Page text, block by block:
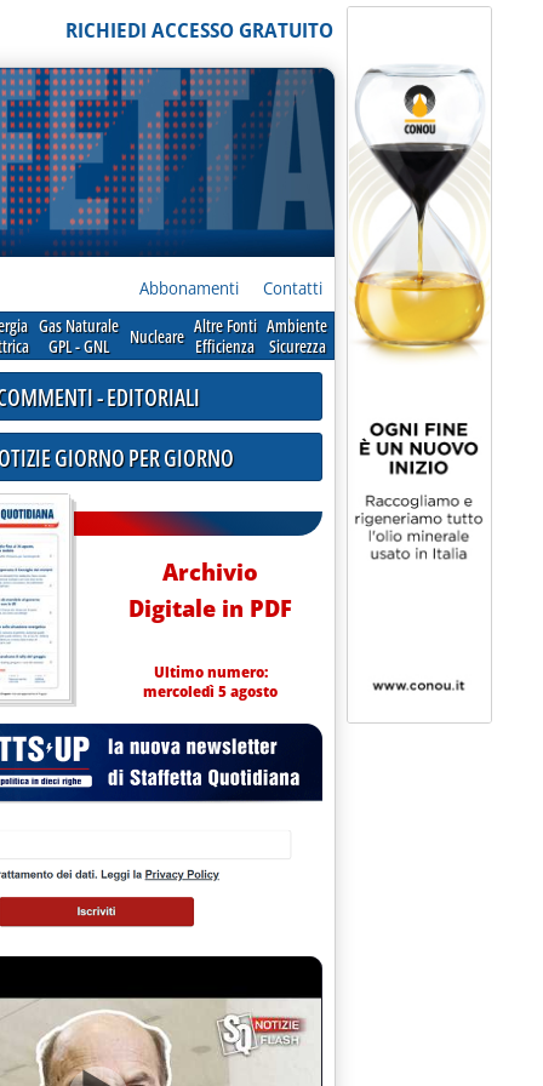
RICHIEDI ACCESSO GRATUITO
Abbonamenti Contatti
Gas Naturale
GPL - GNL
Nucleare Altre Fonti
Efficienza
Ambiente
Sicurezza
0.0.
REGIONI'
- EDITORIALI
GIORNO PER GIORNO
Archivio
Digitale in PDF
Ultimo numero:
mercoledì 5 agosto